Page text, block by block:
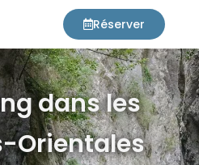
Réserver
dans les
Orientales